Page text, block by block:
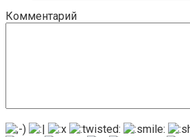
Комментарий